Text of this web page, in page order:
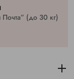
(до 30 кг)